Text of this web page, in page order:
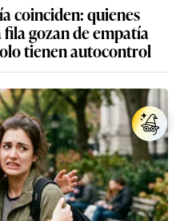
coinciden: quienes
gozan de empatía
tienen autocontrol